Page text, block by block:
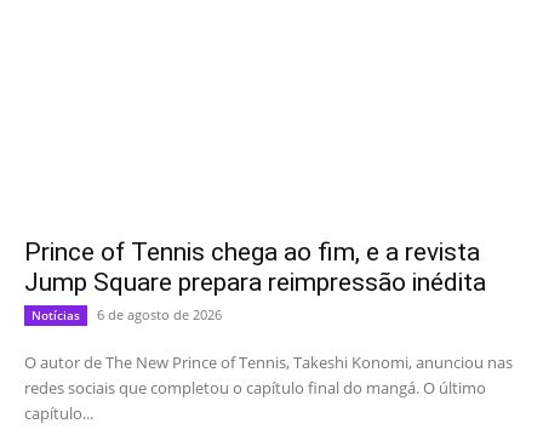
Prince of Tennis chega ao fim, e a revista
Jump Square prepara reimpressão inédita
Notícias 6 de agosto de 2026
O autor de The New Prince of Tennis, Takeshi Konomi, anunciou nas
redes sociais que completou o capítulo final do mangá. O último
capítulo...